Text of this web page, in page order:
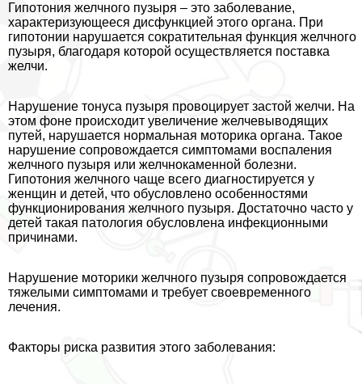
Гипотония желчного пузыря – это заболевание,
хаpaктеризующееся дисфункцией этого органа. При
гипотонии нарушается сократительная функция желчного
пузыря, благодаря которой осуществляется поставка
желчи.
Нарушение тонуса пузыря провоцирует застой желчи. На
этом фоне происходит увеличение желчевыводящих
путей, нарушается нормальная моторика органа. Такое
нарушение сопровождается симптомами воспаления
желчного пузыря или желчнокаменной болезни.
Гипотония желчного чаще всего диагностируется у
женщин и детей, что обусловлено особенностями
функционирования желчного пузыря. Достаточно часто у
детей такая патология обусловлена инфекционными
причинами.
Нарушение моторики желчного пузыря сопровождается
тяжелыми симптомами и требует своевременного
лечения.
Факторы риска развития этого заболевания: